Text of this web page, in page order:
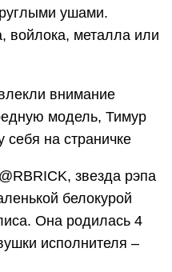
ушами.
войлока, металла или
внимание
модель, Тимур
на страничке
звезда рэпа
белокурой
Она родилась 4
исполнителя –